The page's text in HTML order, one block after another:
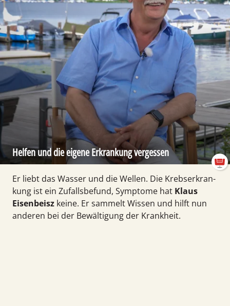
Helfen und die eigene Erkrankung vergessen
Er liebt das Was­ser und die Wel­len. Die Krebs­erkran­
kung ist ein Zufalls­be­fund, Symp­tome hat Klaus
Eisenbeisz keine. Er sammelt Wissen und hilft nun
anderen bei der Be­wäl­ti­gung der Krank­heit.